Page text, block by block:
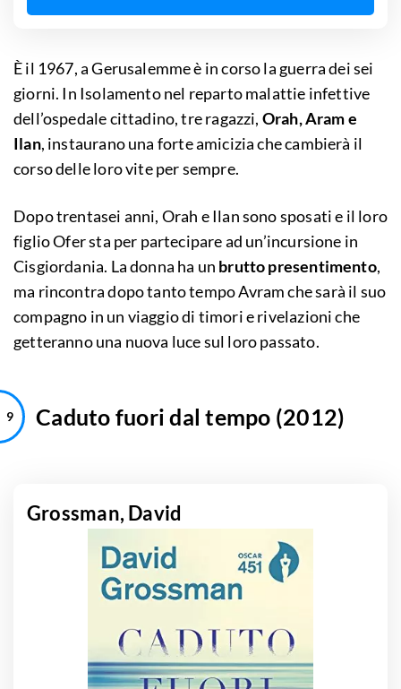
È il 1967, a Gerusalemme è in corso la guerra dei sei
giorni. In Isolamento nel reparto malattie infettive
dell’ospedale cittadino, tre ragazzi, Orah, Aram e
Ilan, instaurano una forte amicizia che cambierà il
corso delle loro vite per sempre.
Dopo trentasei anni, Orah e Ilan sono sposati e il loro
figlio Ofer sta per partecipare ad un’incursione in
Cisgiordania. La donna ha un brutto presentimento,
ma rincontra dopo tanto tempo Avram che sarà il suo
compagno in un viaggio di timori e rivelazioni che
getteranno una nuova luce sul loro passato.
Caduto fuori dal tempo (2012)
Grossman, David